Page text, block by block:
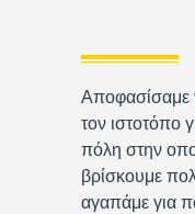
Αποφασίσαμε
τον ιστοτόπο
πόλη στην
βρίσκουμε
αγαπάμε για